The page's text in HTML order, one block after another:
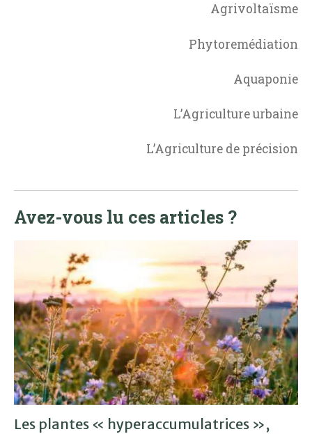
Agrivoltaïsme
Phytoremédiation
Aquaponie
L’Agriculture urbaine
L’Agriculture de précision
Avez-vous lu ces articles ?
Les plantes « hyperaccumulatrices »,